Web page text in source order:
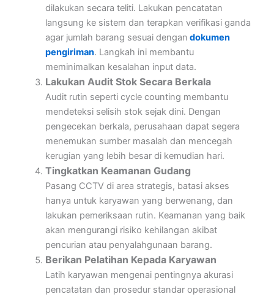
dilakukan secara teliti. Lakukan pencatatan
langsung ke sistem dan terapkan verifikasi ganda
agar jumlah barang sesuai dengan dokumen
pengiriman. Langkah ini membantu
meminimalkan kesalahan input data.
Lakukan Audit Stok Secara Berkala
Audit rutin seperti cycle counting membantu
mendeteksi selisih stok sejak dini. Dengan
pengecekan berkala, perusahaan dapat segera
menemukan sumber masalah dan mencegah
kerugian yang lebih besar di kemudian hari.
Tingkatkan Keamanan Gudang
Pasang CCTV di area strategis, batasi akses
hanya untuk karyawan yang berwenang, dan
lakukan pemeriksaan rutin. Keamanan yang baik
akan mengurangi risiko kehilangan akibat
pencurian atau penyalahgunaan barang.
Berikan Pelatihan Kepada Karyawan
Latih karyawan mengenai pentingnya akurasi
pencatatan dan prosedur standar operasional